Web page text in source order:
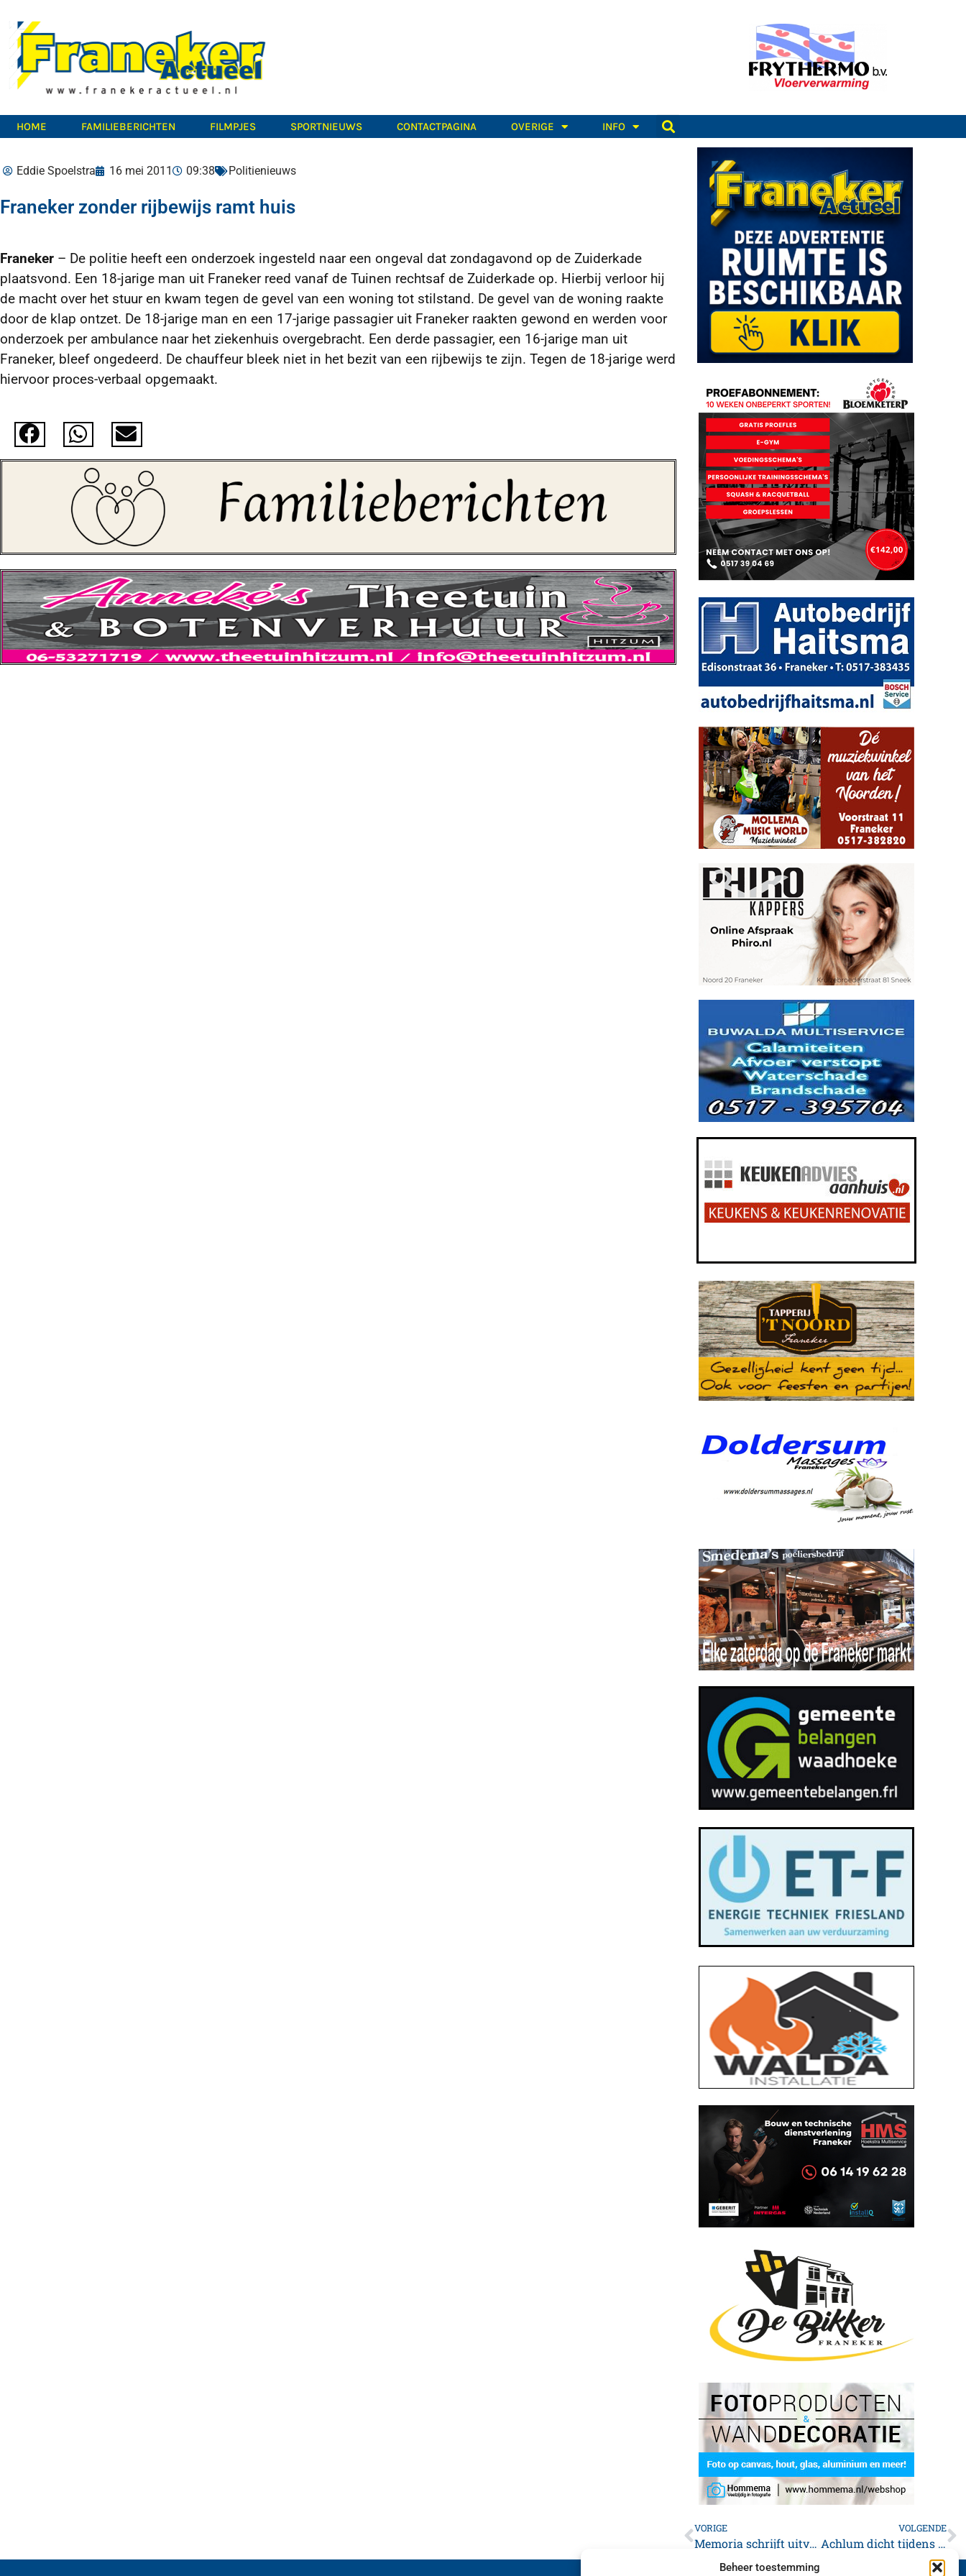
Beheer toestemming
HOME FAMILIEBERICHTEN FILMPJES SPORTNIEUWS CONTACTPAGINA OVERIGE INFO
Eddie Spoelstra 16 mei 2011 09:38 Politienieuws
Franeker zonder rijbewijs ramt huis
Franeker – De politie heeft een onderzoek ingesteld naar een ongeval dat zondagavond op de Zuiderkade
plaatsvond. Een 18-jarige man uit Franeker reed vanaf de Tuinen rechtsaf de Zuiderkade op. Hierbij verloor hij
de macht over het stuur en kwam tegen de gevel van een woning tot stilstand. De gevel van de woning raakte
door de klap ontzet. De 18-jarige man en een 17-jarige passagier uit Franeker raakten gewond en werden voor
onderzoek per ambulance naar het ziekenhuis overgebracht. Een derde passagier, een 16-jarige man uit
Franeker, bleef ongedeerd. De chauffeur bleek niet in het bezit van een rijbewijs te zijn. Tegen de 18-jarige werd
hiervoor proces-verbaal opgemaakt.
VORIGE
Memoria schrijft uitvaartteksten
VOLGENDE
Achlum dicht tijdens Conventie!